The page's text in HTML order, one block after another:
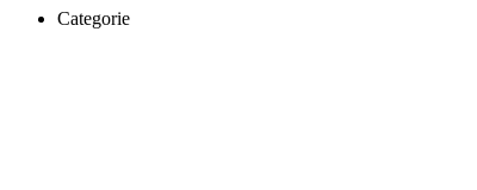
Categorie